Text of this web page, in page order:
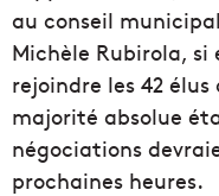
au conseil
Michèle Rubirola,
rejoindre les 42
majorité absolue
négociations
prochaines heures.